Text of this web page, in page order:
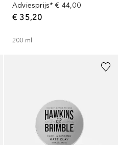
Adviesprijs* € 44,00
€ 35,20
200 ml